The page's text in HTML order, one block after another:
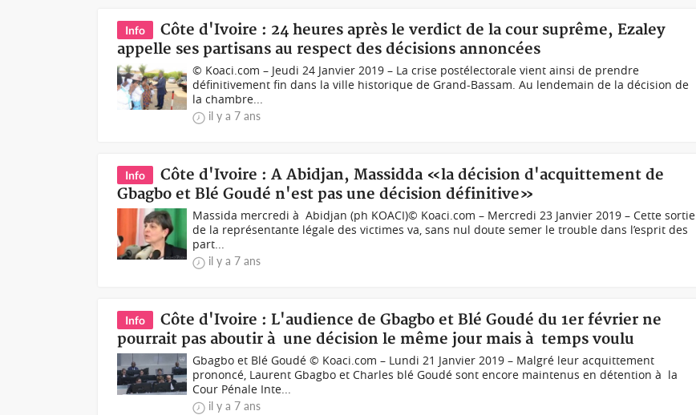
Info
Côte d'Ivoire : 24 heures après le verdict de la cour suprême, Ezaley
appelle ses partisans au respect des décisions annoncées
© Koaci.com – Jeudi 24 Janvier 2019 – La crise postélectorale vient ainsi de prendre
définitivement fin dans la ville historique de Grand-Bassam. Au lendemain de la décision de
la chambre...
il y a 7 ans
Info
Côte d'Ivoire : A Abidjan, Massidda «la décision d'acquittement de
Gbagbo et Blé Goudé n'est pas une décision définitive»
Massida mercredi à Abidjan (ph KOACI)© Koaci.com – Mercredi 23 Janvier 2019 – Cette sortie
de la représentante légale des victimes va, sans nul doute semer le trouble dans l’esprit des
part...
il y a 7 ans
Info
Côte d'Ivoire : L'audience de Gbagbo et Blé Goudé du 1er février ne
pourrait pas aboutir à une décision le même jour mais à temps voulu
Gbagbo et Blé Goudé © Koaci.com – Lundi 21 Janvier 2019 – Malgré leur acquittement
prononcé, Laurent Gbagbo et Charles blé Goudé sont encore maintenus en détention à la
Cour Pénale Inte...
il y a 7 ans